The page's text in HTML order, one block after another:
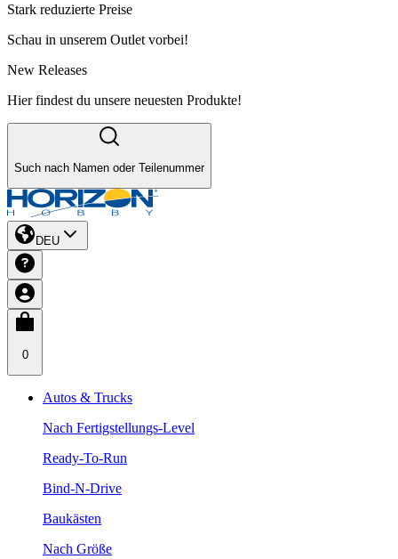
Stark reduzierte Preise
Schau in unserem Outlet vorbei!
New Releases
Hier findest du unsere neuesten Produkte!
Such nach Namen oder Teilenummer
DEU
0
Autos & Trucks
Nach Fertigstellungs-Level
Ready-To-Run
Bind-N-Drive
Baukästen
Nach Größe